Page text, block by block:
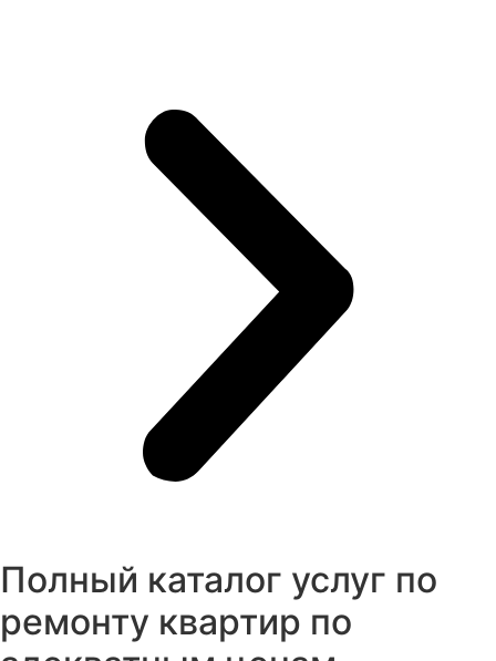
Полный каталог услуг по
ремонту квартир по